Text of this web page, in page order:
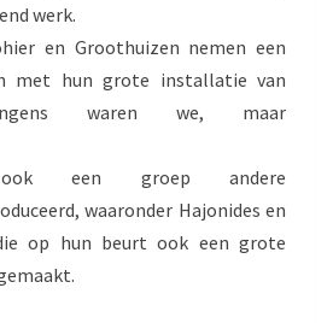
werk.
en Groothuizen nemen een
met hun grote installatie van
waren we, maar
een groep andere
waaronder Hajonides en
op hun beurt ook een grote